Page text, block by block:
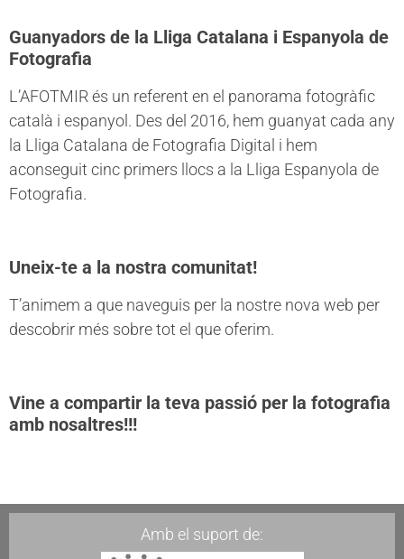
Guanyadors de la Lliga Catalana i Espanyola de
Fotografia
L’AFOTMIR és un referent en el panorama fotogràfic
català i espanyol. Des del 2016, hem guanyat cada any
la Lliga Catalana de Fotografia Digital i hem
aconseguit cinc primers llocs a la Lliga Espanyola de
Fotografia.
Uneix-te a la nostra comunitat!
T’animem a que naveguis per la nostre nova web per
descobrir més sobre tot el que oferim.
Vine a compartir la teva passió per la fotografia
amb nosaltres!!!
Amb el suport de: